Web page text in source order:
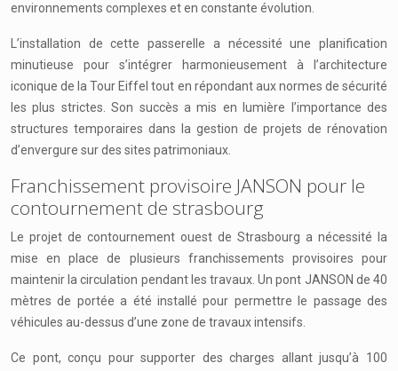
environnements complexes et en constante évolution.
L’installation de cette passerelle a nécessité une planification
minutieuse pour s’intégrer harmonieusement à l’architecture
iconique de la Tour Eiffel tout en répondant aux normes de sécurité
les plus strictes. Son succès a mis en lumière l’importance des
structures temporaires dans la gestion de projets de rénovation
d’envergure sur des sites patrimoniaux.
Franchissement provisoire JANSON pour le
contournement de strasbourg
Le projet de contournement ouest de Strasbourg a nécessité la
mise en place de plusieurs franchissements provisoires pour
maintenir la circulation pendant les travaux. Un pont JANSON de 40
mètres de portée a été installé pour permettre le passage des
véhicules au-dessus d’une zone de travaux intensifs.
Ce pont, conçu pour supporter des charges allant jusqu’à 100